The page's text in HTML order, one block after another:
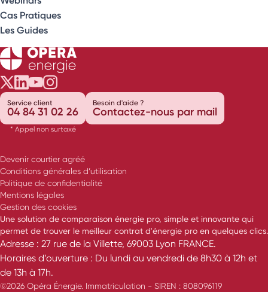
Cas Pratiques
Les Guides
Opéra Énergie sur Twitter
Opéra Énergie sur LinkedIn
Opéra Énergie sur Youtube
Opéra Énergie sur Instagram
Service client
04 84 31 02 26
* Appel non surtaxé
Besoin d'aide ?
Contactez-nous par mail
Devenir courtier agréé
Conditions générales d’utilisation
Politique de confidentialité
Mentions légales
Gestion des cookies
Une solution de comparaison énergie pro, simple et innovante qui
permet de trouver le meilleur contrat d'énergie pro en quelques clics.
Adresse : 27 rue de la Villette, 69003 Lyon FRANCE.
Horaires d’ouverture : Du lundi au vendredi de 8h30 à 12h et
de 13h à 17h.
©2026 Opéra Énergie. Immatriculation - SIREN : 808096119